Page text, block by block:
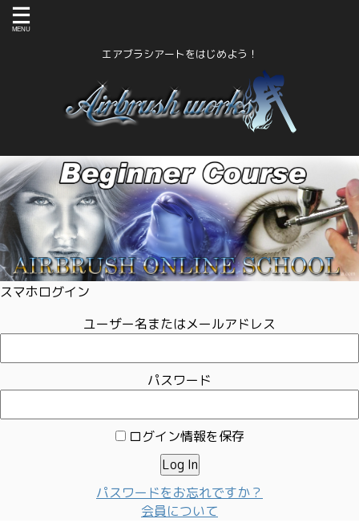
エアブラシアートをはじめよう！
スマホログイン
ユーザー名またはメールアドレス
パスワード
ログイン情報を保存
パスワードをお忘れですか？
会員について